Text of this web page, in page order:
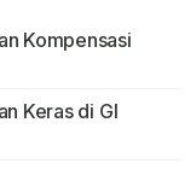
Kompensasi
Keras di GI